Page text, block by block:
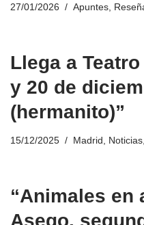
27/01/2026 Apuntes
Llega a
y 20 de
(hermanito)”
15/12/2025 Madrid Noticias
“Animales en
Asego,